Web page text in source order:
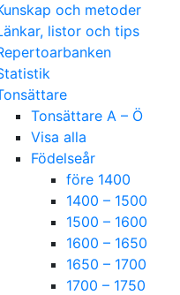
och metoder
listor och tips
Tonsättare A – Ö
Visa alla
Födelseår
före 1400
1400 – 1500
1500 – 1600
1600 – 1650
1650 – 1700
1700 – 1750